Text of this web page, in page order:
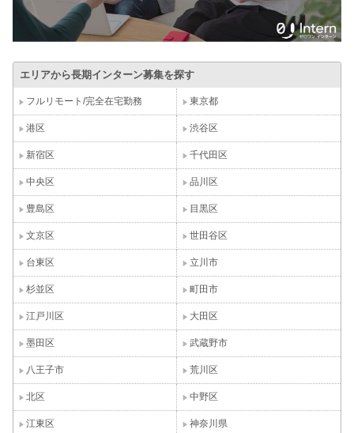
エリアから長期インターン募集を探す
フルリモート/完全在宅勤務 東京都
港区 渋谷区
新宿区 千代田区
中央区 品川区
豊島区 目黒区
文京区 世田谷区
台東区 立川市
杉並区 町田市
江戸川区 大田区
墨田区 武蔵野市
八王子市 荒川区
北区 中野区
江東区 神奈川県